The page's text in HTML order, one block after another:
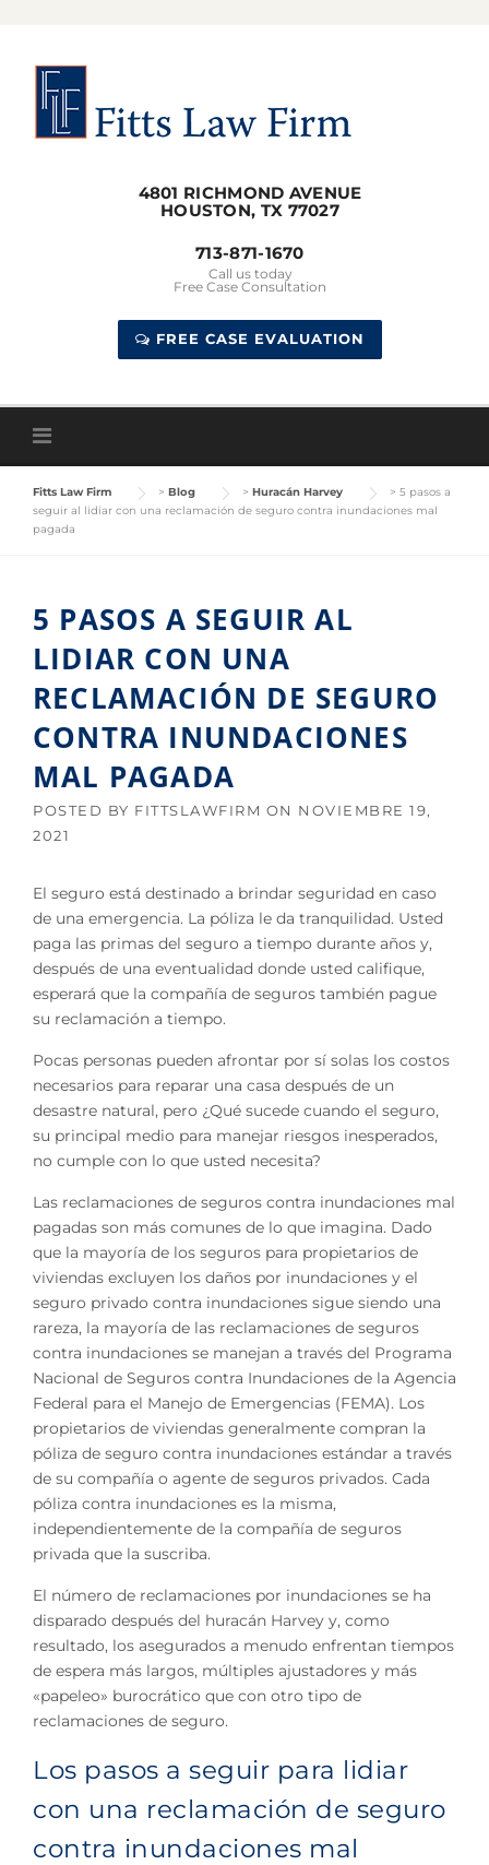
content
4801 RICHMOND AVENUE
HOUSTON, TX 77027
713-871-1670
Call us today
Free Case Consultation
FREE CASE EVALUATION
Fitts Law Firm > Blog > Huracán Harvey > 5 pasos a
seguir al lidiar con una reclamación de seguro contra inundaciones mal
pagada
5 PASOS A SEGUIR AL
LIDIAR CON UNA
RECLAMACIÓN DE SEGURO
CONTRA INUNDACIONES
MAL PAGADA
POSTED BY FITTSLAWFIRM ON NOVIEMBRE 19,
2021
El seguro está destinado a brindar seguridad en caso
de una emergencia. La póliza le da tranquilidad. Usted
paga las primas del seguro a tiempo durante años y,
después de una eventualidad donde usted califique,
esperará que la compañía de seguros también pague
su reclamación a tiempo.
Pocas personas pueden afrontar por sí solas los costos
necesarios para reparar una casa después de un
desastre natural, pero ¿Qué sucede cuando el seguro,
su principal medio para manejar riesgos inesperados,
no cumple con lo que usted necesita?
Las reclamaciones de seguros contra inundaciones mal
pagadas son más comunes de lo que imagina. Dado
que la mayoría de los seguros para propietarios de
viviendas excluyen los daños por inundaciones y el
seguro privado contra inundaciones sigue siendo una
rareza, la mayoría de las reclamaciones de seguros
contra inundaciones se manejan a través del Programa
Nacional de Seguros contra Inundaciones de la Agencia
Federal para el Manejo de Emergencias (FEMA). Los
propietarios de viviendas generalmente compran la
póliza de seguro contra inundaciones estándar a través
de su compañía o agente de seguros privados. Cada
póliza contra inundaciones es la misma,
independientemente de la compañía de seguros
privada que la suscriba.
El número de reclamaciones por inundaciones se ha
disparado después del huracán Harvey y, como
resultado, los asegurados a menudo enfrentan tiempos
de espera más largos, múltiples ajustadores y más
«papeleo» burocrático que con otro tipo de
reclamaciones de seguro.
Los pasos a seguir para lidiar
con una reclamación de seguro
contra inundaciones mal